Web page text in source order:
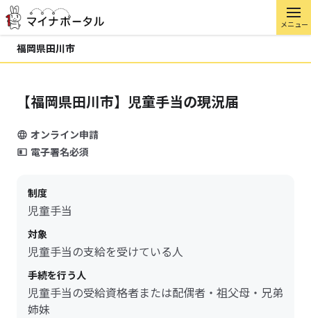
メニュー
福岡県田川市
【福岡県田川市】児童手当の現況届
オンライン申請
電子署名必須
制度
児童手当
対象
児童手当の支給を受けている人
手続を行う人
児童手当の受給資格者または配偶者・祖父母・兄弟
姉妹